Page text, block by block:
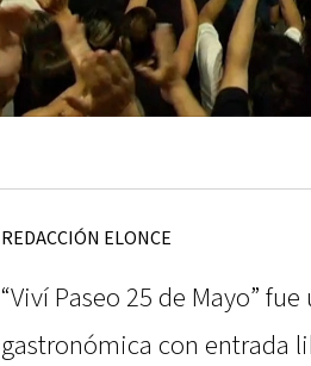
REDACCIÓN ELONCE
“Viví Paseo 25 de Mayo”
gastronómica con entrada